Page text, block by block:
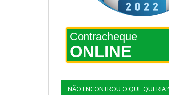
Contracheque
ONLINE
NÃO ENCONTROU O QUE QUERIA?